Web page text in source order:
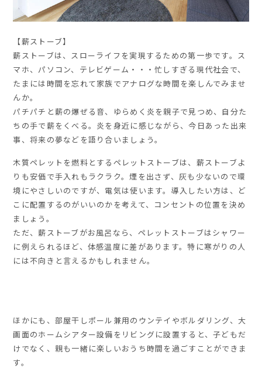
【薪ストーブ】
薪ストーブは、スローライフを実現するための第一歩です。ス
マホ、パソコン、テレビゲーム・・・忙しすぎる現代社会で、
たまには時間を忘れて家族でアナログな時間を楽しんでみませ
んか。
パチパチと薪の爆ぜる音、ゆらめく炎を親子で見つめ、自分た
ちの手で薪をくべる。炎を身近に感じながら、今日あった出来
事、将来の夢などを語り合いましょう。
木質ペレットを燃料とするペレットストーブは、薪ストーブよ
りも安価で手入れもラクラク。煙を出さず、灰も少ないので環
境にやさしいのですが、電気は使います。導入したい方は、ど
こに配置するのがいいのかを考えて、コンセントの位置を決め
ましょう。
ただ、薪ストーブがお風呂なら、ペレットストーブはシャワー
に例えられるほど、体感温度に差があります。特に寒がりの人
には不向きと言えるかもしれません。
ほかにも、部屋干しポール兼用のウンテイやボルダリング、大
画面のホームシアター設備をリビングに設置すると、子どもだ
けでなく、親も一緒に楽しいおうち時間を過ごすことができま
す。